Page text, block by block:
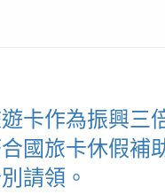
卡作為振興三
國旅卡休假補
請領。